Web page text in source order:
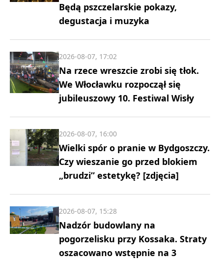
Będą pszczelarskie pokazy,
degustacja i muzyka
Na rzece wreszcie zrobi się tłok.
We Włocławku rozpoczął się
jubileuszowy 10. Festiwal Wisły
2026-08-07, 17:02
Wielki spór o pranie w Bydgoszczy.
Czy wieszanie go przed blokiem
„brudzi” estetykę? [zdjęcia]
2026-08-07, 16:00
Nadzór budowlany na
pogorzelisku przy Kossaka. Straty
oszacowano wstępnie na 3
2026-08-07, 15:28